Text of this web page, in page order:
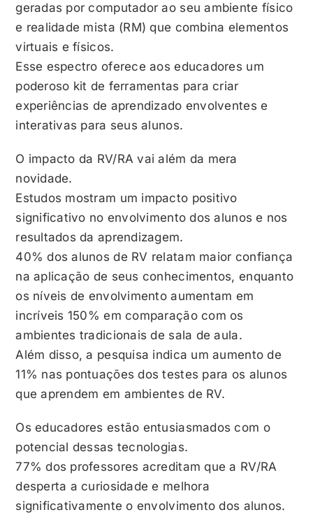
geradas por computador ao seu ambiente físico
e realidade mista (RM) que combina elementos
virtuais e físicos.
Esse espectro oferece aos educadores um
poderoso kit de ferramentas para criar
experiências de aprendizado envolventes e
interativas para seus alunos.
O impacto da RV/RA vai além da mera
novidade.
Estudos mostram um impacto positivo
significativo no envolvimento dos alunos e nos
resultados da aprendizagem.
40% dos alunos de RV relatam maior confiança
na aplicação de seus conhecimentos, enquanto
os níveis de envolvimento aumentam em
incríveis 150% em comparação com os
ambientes tradicionais de sala de aula.
Além disso, a pesquisa indica um aumento de
11% nas pontuações dos testes para os alunos
que aprendem em ambientes de RV.
Os educadores estão entusiasmados com o
potencial dessas tecnologias.
77% dos professores acreditam que a RV/RA
desperta a curiosidade e melhora
significativamente o envolvimento dos alunos.